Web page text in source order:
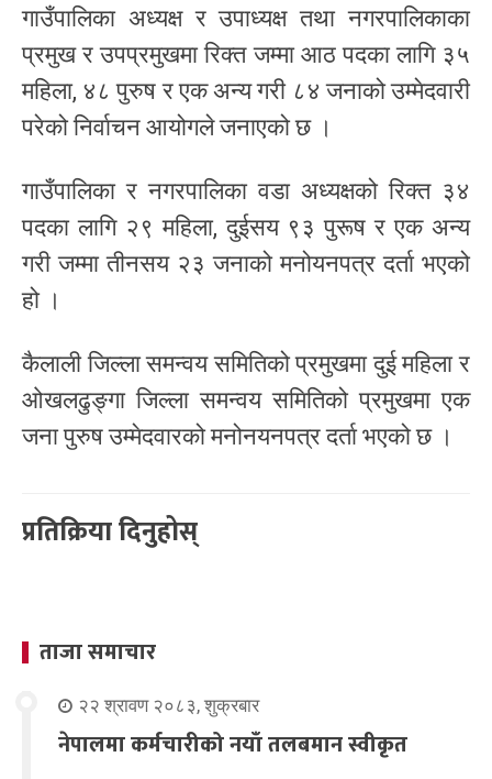
गाउँपालिका अध्यक्ष र उपाध्यक्ष तथा नगरपालिकाका
प्रमुख र उपप्रमुखमा रिक्त जम्मा आठ पदका लागि ३५
महिला, ४८ पुरुष र एक अन्य गरी ८४ जनाको उम्मेदवारी
परेको निर्वाचन आयोगले जनाएको छ ।
गाउँपालिका र नगरपालिका वडा अध्यक्षको रिक्त ३४
पदका लागि २९ महिला, दुईसय ९३ पुरूष र एक अन्य
गरी जम्मा तीनसय २३ जनाको मनोयनपत्र दर्ता भएको
हो ।
कैलाली जिल्ला समन्वय समितिको प्रमुखमा दुई महिला र
ओखलढुङ्गा जिल्ला समन्वय समितिको प्रमुखमा एक
जना पुरुष उम्मेदवारको मनोनयनपत्र दर्ता भएको छ ।
प्रतिक्रिया दिनुहोस्
ताजा समाचार
२२ श्रावण २०८३, शुक्रबार
नेपालमा कर्मचारीको नयाँ तलबमान स्वीकृत